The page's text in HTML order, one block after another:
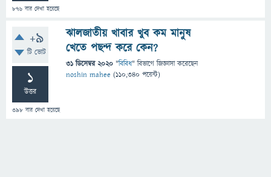
876 বার দেখা হয়েছে
+9
টি ভোট
1
উত্তর
398 বার দেখা হয়েছে
ঝালজাতীয় খাবার খুব কম মানুষ
খেতে পছন্দ করে কেন?
31 ডিসেম্বর 2020 "বিবিধ" বিভাগে জিজ্ঞাসাকরেছেন
noshin mahee (110,340 পয়েন্ট)